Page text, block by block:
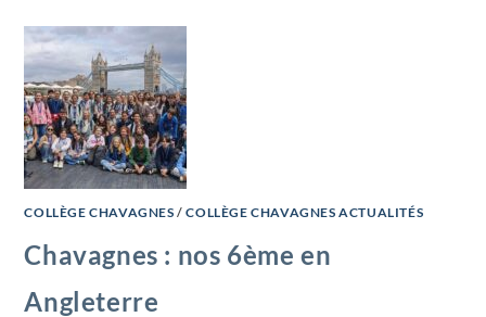
COLLÈGE CHAVAGNES /COLLÈGE CHAVAGNES ACTUALITÉS
Chavagnes : nos 6ème en
Angleterre